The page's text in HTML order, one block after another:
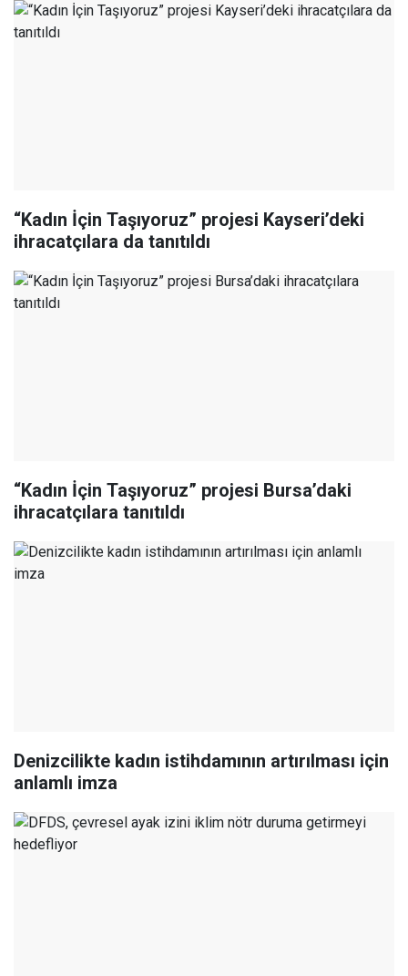
“Kadın İçin Taşıyoruz” projesi Kayseri’deki
ihracatçılara da tanıtıldı
“Kadın İçin Taşıyoruz” projesi Bursa’daki
ihracatçılara tanıtıldı
Denizcilikte kadın istihdamının artırılması için
anlamlı imza